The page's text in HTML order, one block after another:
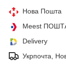
Нова Пошта
Meest
Delivery
Укрпочта,